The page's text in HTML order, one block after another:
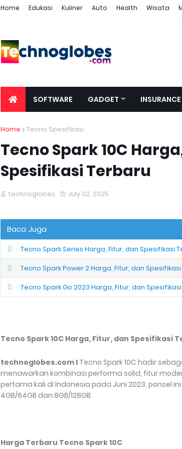
Home Edukasi Kuliner Auto Health Wisata
SOFTWARE GADGET INSURANCE
Home Tecno Spesifikasi
Tecno Spark 10C
Spesifikasi Terbaru
technoglobes July 02, 2025
Baca Juga
Tecno Spark Series Harga, Fitur, dan Spesifikasi
Tecno Spark Power 2 Harga, Fitur, dan
Tecno Spark Go 2023 Harga, Fitur, dan
Tecno Spark 10C Harga, Fitur, dan Spesifikasi
technoglobes.com I Tecno Spark 10C hadir
menawarkan kombinasi performa solid, fitur
pertama kali di Indonesia pada Juni 2023, ponsel
4GB/64GB dan 8GB/128GB.
Harga Terbaru Tecno Spark 10C